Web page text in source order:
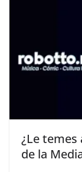
¿Le temes
de la